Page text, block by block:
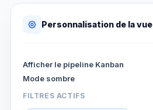
Personnalisation de la vue
Afficher le pipeline Kanban
Mode sombre
FILTRES ACTIFS